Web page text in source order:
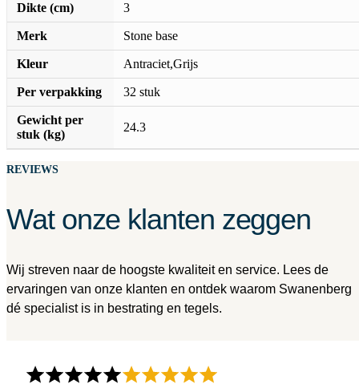
Dikte (cm) 3
Merk Stone base
Kleur Antraciet,Grijs
Per verpakking 32 stuk
Gewicht per
stuk (kg)
24.3
REVIEWS
Wat onze klanten zeggen
Wij streven naar de hoogste kwaliteit en service. Lees de
ervaringen van onze klanten en ontdek waarom Swanenberg
dé specialist is in bestrating en tegels.